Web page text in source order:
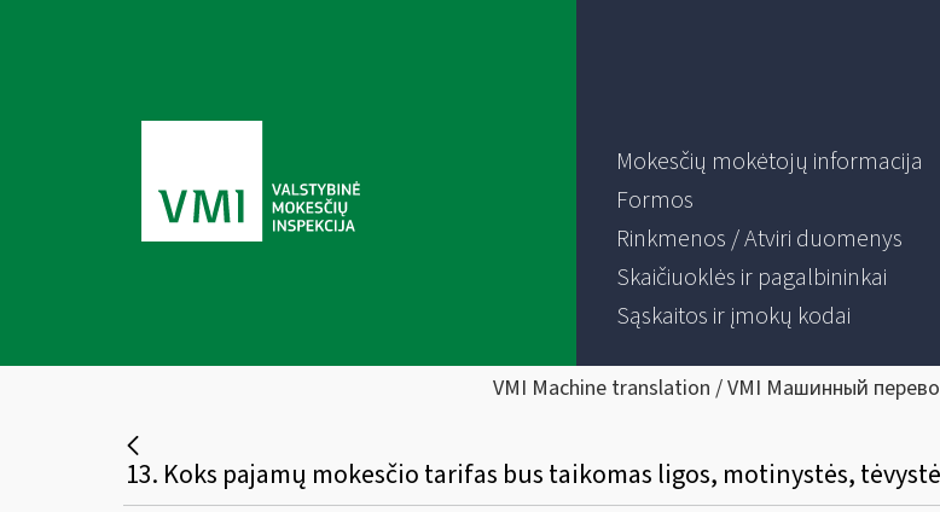
Mokesčių mokėtojų informacija
Formos
Rinkmenos / Atviri duomenys
Skaičiuoklės ir pagalbininkai
Sąskaitos ir įmokų kodai
VMI Machine translation / VMI Машинный
13. Koks pajamų mokesčio tarifas bus taikomas ligos, motinystės,